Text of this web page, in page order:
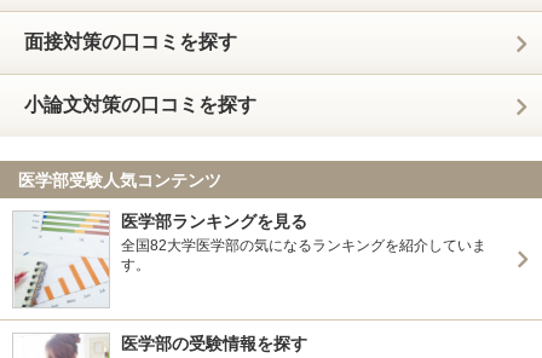
面接対策の口コミを探す
小論文対策の口コミを探す
医学部受験人気コンテンツ
医学部ランキングを見る
全国82大学医学部の気になるランキングを紹介していま
す。
医学部の受験情報を探す